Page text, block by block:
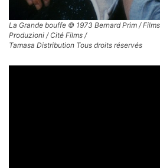
La Grande bouffe © 1973 Bernard Prim /
Produzioni / Cité Films /
Tamasa Distribution Tous droits réservés